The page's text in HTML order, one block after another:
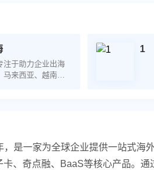
注于助力企业出海
马来西亚、越南、
一条通往东南亚市
道，助力其品牌影
越式增长。
1
，是一家为全球企业提供一站式海
卡、奇点融、BaaS等核心产品。